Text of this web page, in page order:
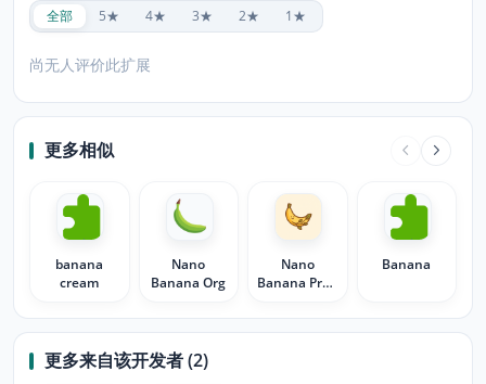
全部 5★ 4★ 3★ 2★ 1★
尚无人评价此扩展
更多相似
banana
cream
Nano
Banana Org
Nano
Banana Pro -
Editor
Banana
更多来自该开发者 (2)